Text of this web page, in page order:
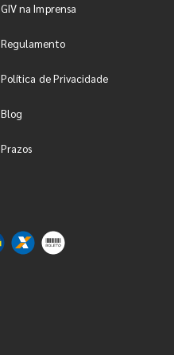
GIV na Imprensa
Regulamento
Política de Privacidade
Blog
Prazos